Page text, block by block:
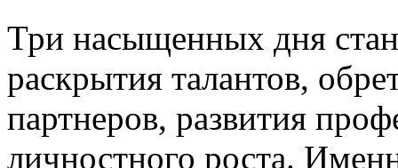
Три насыщенных дня
раскрытия талантов,
партнеров, развития
личностного роста.